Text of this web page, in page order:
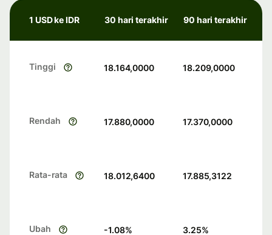
1 USD ke IDR 30 hari terakhir 90 hari terakhir
Tinggi 18.164,0000 18.209,0000
Rendah 17.880,0000 17.370,0000
Rata-rata 18.012,6400 17.885,3122
Ubah -1.08% 3.25%